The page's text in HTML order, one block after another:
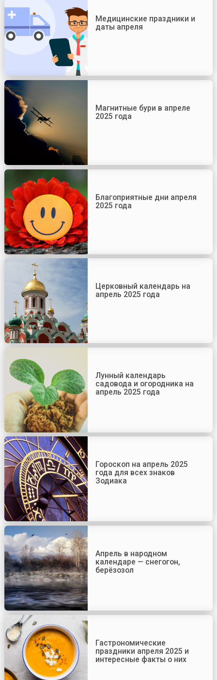
Медицинские праздники и
даты апреля
Магнитные бури в апреле
2025 года
Благоприятные дни апреля
2025 года
Церковный календарь на
апрель 2025 года
Лунный календарь
садовода и огородника на
апрель 2025 года
Гороскоп на апрель 2025
года для всех знаков
Зодиака
Апрель в народном
календаре — снегогон,
берёзозол
Гастрономические
праздники апреля 2025 и
интересные факты о них